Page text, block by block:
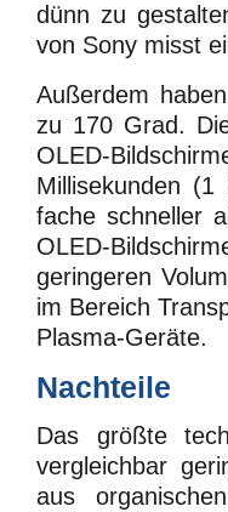
dünn zu
von Sony misst
Außerdem
zu 170 Grad.
OLED-
Millisekunden (1
fache schneller
OLED-
geringeren
im Bereich
Plasma-Geräte.
Nachteile
Das größte
vergleichbar
aus